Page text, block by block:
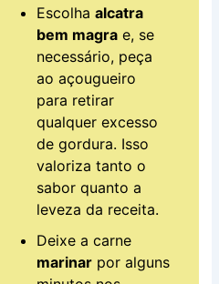
Escolhaalcatra
bem magra e, se
necessário, peça
ao açougueiro
para retirar
qualquer excesso
de gordura. Isso
valoriza tanto o
sabor quanto a
leveza da receita.
Deixe a carne
marinar por alguns